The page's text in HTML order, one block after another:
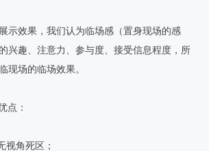
效果，我们认为临场感（置身现场的感
兴趣、注意力、参与度、接受信息程度，所
现场的临场效果。
：
角死区；